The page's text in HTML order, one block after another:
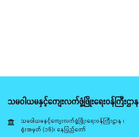
သမဝါယမနှင့်ကျေးလက်ဖွံ့ဖြိုးရေးဝန်ကြီးဌာန
သမဝါယမနှင့်ကျေးလက်ဖွံ့ဖြိုးရေးဝန်ကြီးဌာန ၊
ရုံးအမှတ် (၁၆)၊ နေပြည်တော်